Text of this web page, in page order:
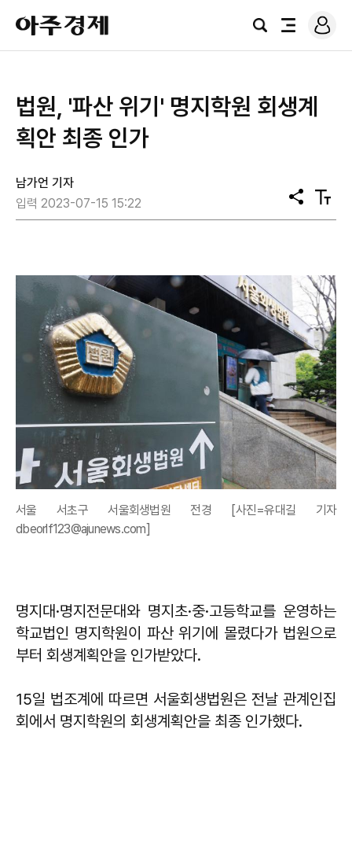
아
주
경
검
전
로
그
법원, '파산 위기' 명지학원 회생계
획안 최종 인가
남가언 기자
입력 2023-07-15 15:22
공
유
텍
스
서울 서초구 서울회생법원 전경 [사진=유대길 기자
dbeorlf123@ajunews.com]
명지대·명지전문대와 명지초·중·고등학교를 운영하는
학교법인 명지학원이 파산 위기에 몰렸다가 법원으로
부터 회생계획안을 인가받았다.
15일 법조계에 따르면 서울회생법원은 전날 관계인집
회에서 명지학원의 회생계획안을 최종 인가했다.